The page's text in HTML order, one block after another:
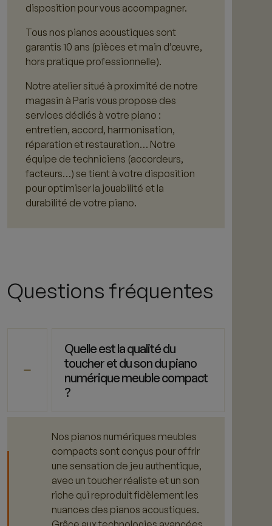
disposition pour vous accompagner.
Tous nos pianos acoustiques sont
garantis 10 ans (pièces et main d’œuvre,
hors pratique professionnelle).
Notre atelier situé à proximité de notre
magasin à Paris vous propose des
services dédiés à votre piano :
entretien, accord, harmonisation,
réparation et restauration… Notre
équipe de techniciens (accordeurs,
facteurs…) se tient à votre disposition
pour optimiser la jouabilité et la
durabilité de votre piano.
Questions fréquentes
Quelle est la qualité du
toucher et du son du piano
numérique meuble compact
?
Nos pianos numériques meubles
compacts sont conçus pour offrir
une sensation de jeu authentique,
avec un toucher réaliste et un son
riche qui reproduit fidèlement les
nuances des pianos acoustiques.